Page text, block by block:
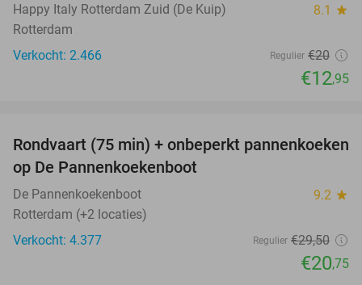
Happy Italy Rotterdam Zuid (De Kuip) 8.1 star
Rotterdam
Verkocht: 2.466
Regulier €20
€12,95
30%
Rondvaart (75 min) + onbeperkt pannenkoeken
op De Pannenkoekenboot
De Pannenkoekenboot 9.2 star
Rotterdam (+2 locaties)
Verkocht: 4.377
Regulier €29,50
€20,75